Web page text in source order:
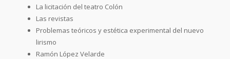
La licitación del teatro Colón
Las revistas
Problemas teóricos y estética experimental del nuevo
lirismo
Ramón López Velarde